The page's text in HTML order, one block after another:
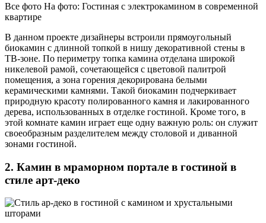
Все фото На фото: Гостиная с электрокамином в современной
квартире
В данном проекте дизайнеры встроили прямоугольный
биокамин с длинной топкой в нишу декоративной стены в
ТВ-зоне. По периметру топка камина отделана широкой
никелевой рамой, сочетающейся с цветовой палитрой
помещения, а зона горения декорирована белыми
керамическими камнями. Такой биокамин подчеркивает
природную красоту полированного камня и лакированного
дерева, использованных в отделке гостиной. Кроме того, в
этой комнате камин играет еще одну важную роль: он служит
своеобразным разделителем между столовой и диванной
зонами гостиной.
2. Камин в мраморном портале в гостиной в
стиле арт-деко